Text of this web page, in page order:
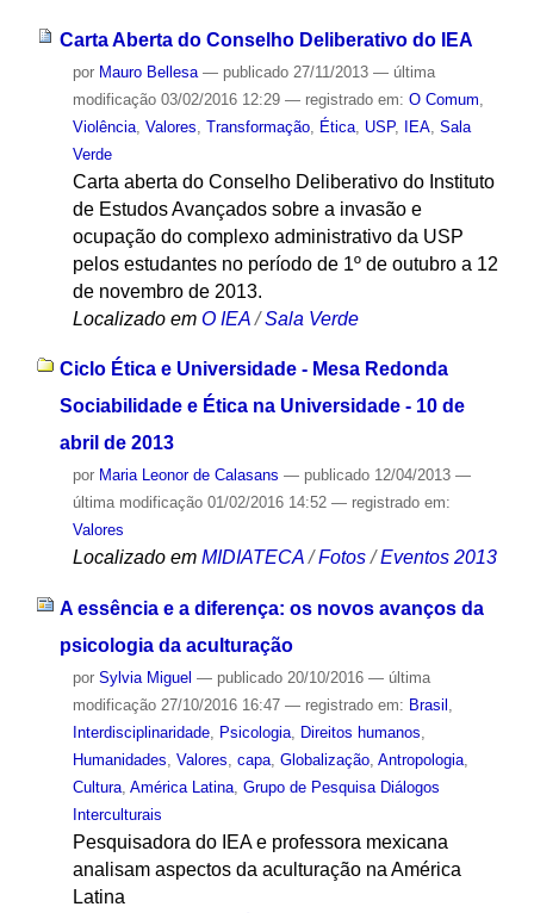
Carta Aberta do Conselho Deliberativo do IEA
por Mauro Bellesa — publicado27/11/2013 — última
modificação03/02/2016 12:29 — registrado em: O Comum
Violência, Valores Transformação, Ética, USP, IEA, Sala
Verde
Carta aberta do Conselho Deliberativo do Instituto
de Estudos Avançados sobre a invasão e
ocupação do complexo administrativo da USP
pelos estudantes no período de 1º de outubro a 12
de novembro de 2013.
Localizado em O IEA /Sala Verde
Ciclo Ética e Universidade - Mesa Redonda
Sociabilidade e Ética na Universidade - 10 de
abril de 2013
por Maria Leonor de Calasans — publicado12/04/2013 —
última modificação01/02/2016 14:52 — registrado em:
Valores
Localizado em MIDIATECA /Fotos /Eventos 2013
A essência e a diferença: os novos avanços da
psicologia da aculturação
por Sylvia Miguel — publicado20/10/2016 — última
modificação27/10/2016 16:47 — registrado em: Brasil ,
Interdisciplinaridade, Psicologia, Direitos humanos,
Humanidades, Valores, capa, Globalização, Antropologia,
Cultura, América Latina, Grupo de Pesquisa Diálogos
Interculturais
Pesquisadora do IEA e professora mexicana
analisam aspectos da aculturação na América
Latina